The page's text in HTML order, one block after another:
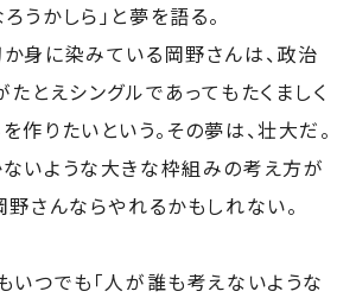
うかしら」と夢を語る。
身に染みている岡野さんは、政治
たとえシングルであってもたくましく
作りたいという。その夢は、壮大だ。
いような大きな枠組みの考え方が
野さんならやれるかもしれない。
いつでも「人が誰も考えないような